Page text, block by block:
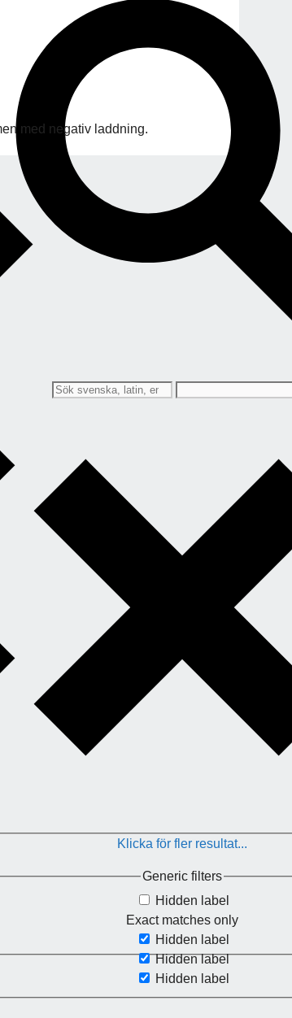
Klicka för fler resultat...
Generic filters
Hidden label
Exact matches only
Hidden label
Hidden label
Hidden label
med negativ laddning.